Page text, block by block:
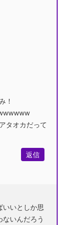
！
タオカだって
返信
いいとしか思
いんだろう